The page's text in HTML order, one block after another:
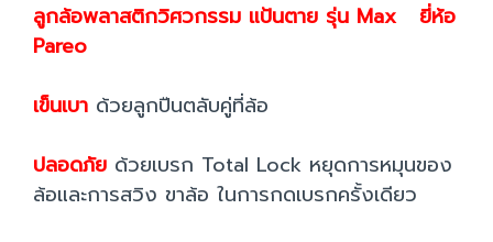
ลูกล้อพลาสติกวิศวกรรม แป้นตาย รุ่น Max ยี่ห้อ
Pareo
เข็นเบา ด้วยลูกปืนตลับคู่ที่ล้อ
ปลอดภัย ด้วยเบรก Total Lock หยุดการหมุนของ
ล้อและการสวิง ขาล้อ ในการกดเบรกครั้งเดียว